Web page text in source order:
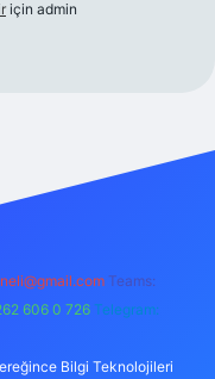
için admin
Teams:
606 0 726 Telegram:
Bilgi Teknolojileri